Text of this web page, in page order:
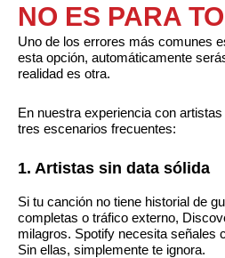
NO ES PARA
Uno de los errores más comunes
esta opción, automáticamente
realidad es otra.
En nuestra experiencia con
tres escenarios frecuentes:
1. Artistas sin data sólida
Si tu canción no tiene historial de
completas o tráfico externo,
milagros. Spotify necesita señales
Sin ellas, simplemente te ignora.